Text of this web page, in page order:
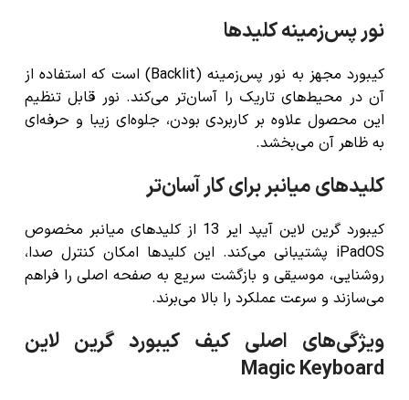
نور پس‌زمینه کلیدها
کیبورد مجهز به نور پس‌زمینه (Backlit) است که استفاده از
آن در محیط‌های تاریک را آسان‌تر می‌کند. نور قابل تنظیم
این محصول علاوه بر کاربردی بودن، جلوه‌ای زیبا و حرفه‌ای
به ظاهر آن می‌بخشد.
کلیدهای میانبر برای کار آسان‌تر
کیبورد گرین لاین آیپد ایر 13 از کلیدهای میانبر مخصوص
iPadOS پشتیبانی می‌کند. این کلیدها امکان کنترل صدا،
روشنایی، موسیقی و بازگشت سریع به صفحه اصلی را فراهم
می‌سازند و سرعت عملکرد را بالا می‌برند.
ویژگی‌های اصلی کیف کیبورد گرین لاین
Magic Keyboard